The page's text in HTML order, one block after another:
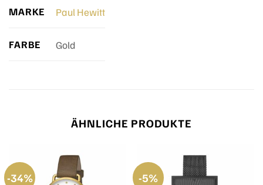
MARKE Paul Hewitt
FARBE Gold
ÄHNLICHE PRODUKTE
-34% -5%